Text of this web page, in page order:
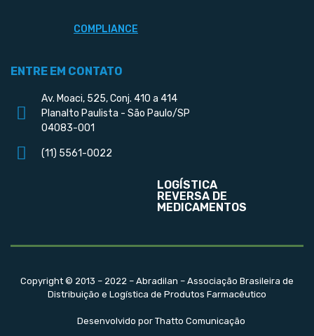
COMPLIANCE
ENTRE EM CONTATO
Av. Moaci, 525, Conj. 410 a 414
Planalto Paulista - São Paulo/SP
04083-001
(11) 5561-0022
LOGÍSTICA
REVERSA DE
MEDICAMENTOS
Copyright © 2013 – 2022 – Abradilan – Associação Brasileira de
Distribuição e Logística de Produtos Farmacêutico
Desenvolvido por Thatto Comunicação